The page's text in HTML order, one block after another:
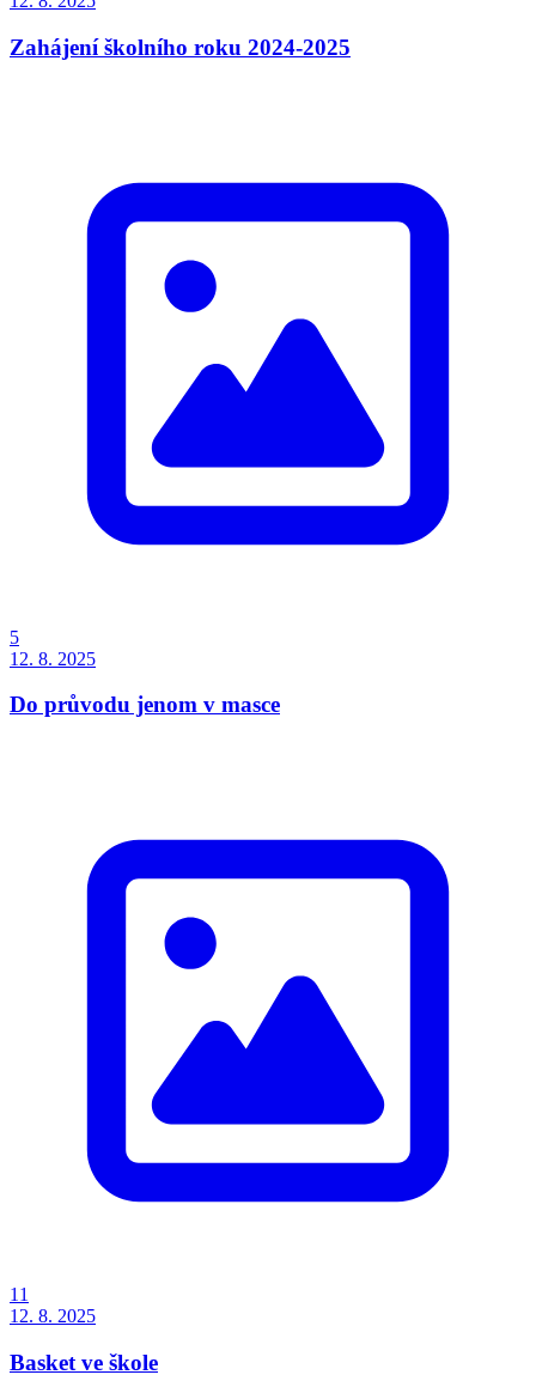
Zahájení školního roku 2024-2025
5
12. 8. 2025
Do průvodu jenom v masce
11
12. 8. 2025
Basket ve škole